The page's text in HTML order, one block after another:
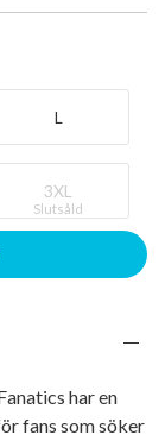
L
3XL
Slutsåld
har en
fans som söker